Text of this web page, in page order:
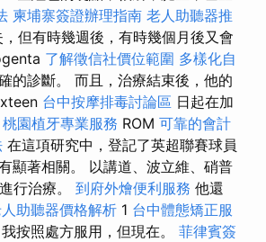
柬埔寨簽證辦理指南 老人助聽器推
但有時幾週後，有時幾個月後又會
了解徵信社價位範圍 多樣化自
的診斷。 而且，治療結束後，他的
台中按摩排毒討論區 日起在加
桃園植牙專業服務 ROM 可靠的會計
在這項研究中，登記了英超聯賽球員
顯著相關。 以講道、波立維、硝普
行治療。 到府外燴便利服務 他還
助聽器價格解析 1 台中體態矯正服
我按照處方服用，但現在。 菲律賓簽